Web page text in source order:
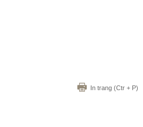
In trang (Ctr + P)